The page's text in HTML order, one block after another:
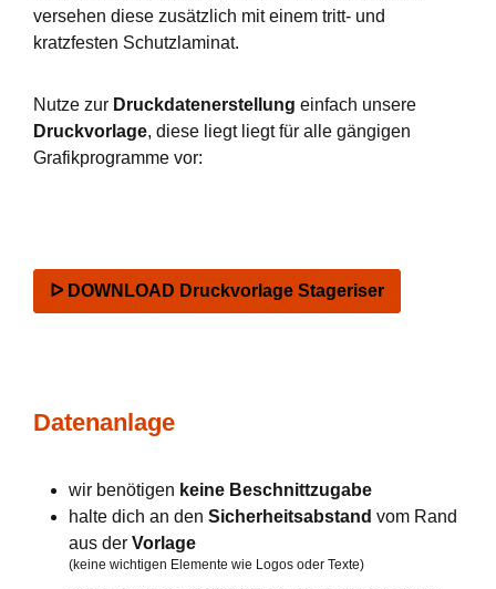
versehen diese zusätzlich mit einem tritt- und
kratzfesten Schutzlaminat.
Nutze zur Druckdatenerstellung einfach unsere
Druckvorlage, diese liegt liegt für alle gängigen
Grafikprogramme vor:
ᐅ DOWNLOAD Druckvorlage Stageriser
Datenanlage
wir benötigen keine Beschnittzugabe
halte dich an den Sicherheitsabstand vom Rand
aus der Vorlage
(keine wichtigen Elemente wie Logos oder Texte)